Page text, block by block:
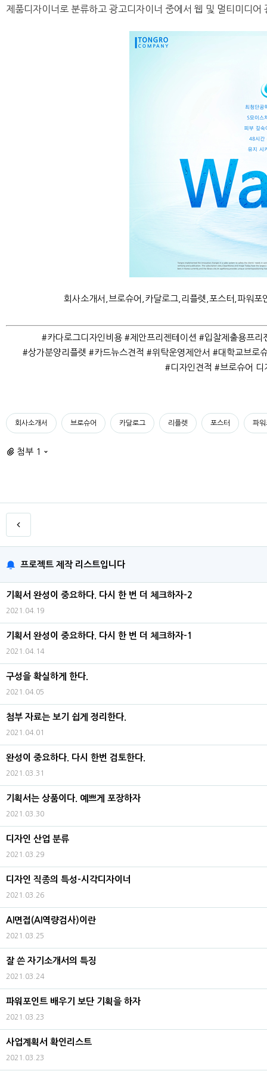
제품디자이너로 분류하고 광고디자이너 중에서 웹 및 멀티미디어
회사소개서,브로슈어,카달로그,리플렛,포스터,파워
#카다로그디자인비용 #제안프리젠테이션 #입찰제출용프
#상가분양리플렛 #카드뉴스견적 #위탁운영제안서 #대학교브로
#디자인견적 #브로슈어
회사소개서 브로슈어 카달로그 리플렛 포스터 파워
첨부 1
프로젝트 제작 리스트입니다
기획서 완성이 중요하다. 다시 한 번 더 체크하자-2
2021.04.19
기획서 완성이 중요하다. 다시 한 번 더 체크하자-1
2021.04.14
구성을 확실하게 한다.
2021.04.05
첨부 자료는 보기 쉽게 정리한다.
2021.04.01
완성이 중요하다. 다시 한번 검토한다.
2021.03.31
기획서는 상품이다. 예쁘게 포장하자
2021.03.30
디자인 산업 분류
2021.03.29
디자인 직종의 특성-시각디자이너
2021.03.26
AI면접(AI역량검사)이란
2021.03.25
잘 쓴 자기소개서의 특징
2021.03.24
파워포인트 배우기 보단 기획을 하자
2021.03.23
사업계획서 확인리스트
2021.03.23